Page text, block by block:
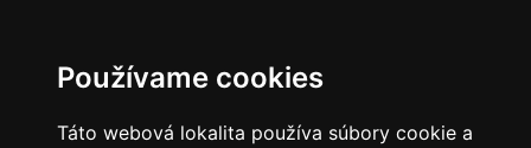
Používame cookies
Táto webová lokalita používa súbory cookie a